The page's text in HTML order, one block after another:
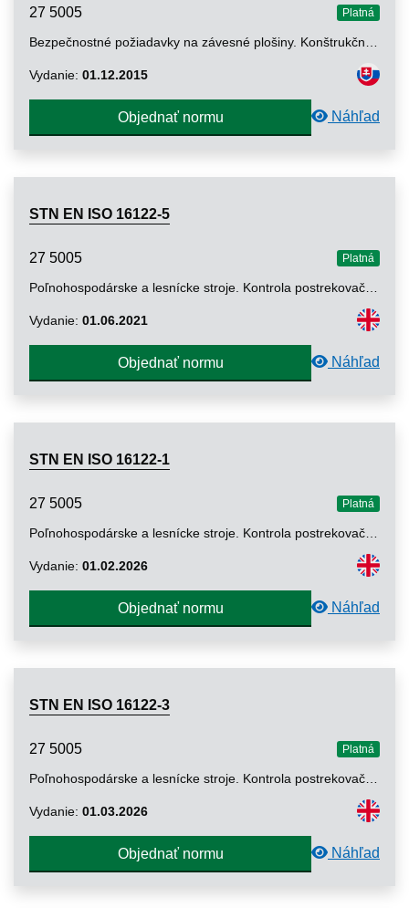
27 5005 Platná
Vydanie: 01.12.2015
Objednať normu Náhľad
STN EN ISO 16122-5
27 5005 Platná
Vydanie: 01.06.2021
Objednať normu Náhľad
STN EN ISO 16122-1
27 5005 Platná
Vydanie: 01.02.2026
Objednať normu Náhľad
STN EN ISO 16122-3
27 5005 Platná
Vydanie: 01.03.2026
Objednať normu Náhľad